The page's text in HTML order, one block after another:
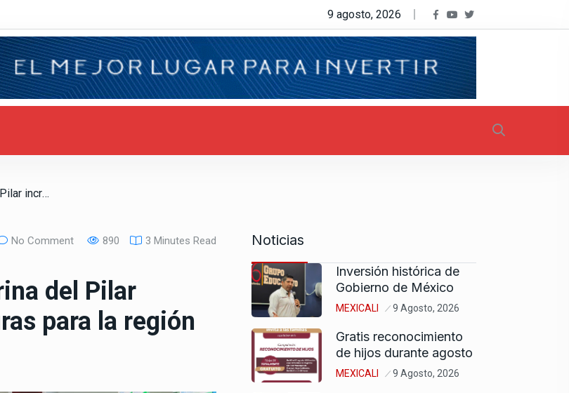
9 agosto, 2026
/ Advierte gobierno de Marina del Pilar incremento en temperaturas para la región en la semana
No Comment 890 3 Minutes Read
del Pilar
para la región
Noticias
Inversión histórica de
Gobierno de México
MEXICALI 9 Agosto, 2026
Gratis reconocimiento
de hijos durante agosto
MEXICALI 9 Agosto, 2026